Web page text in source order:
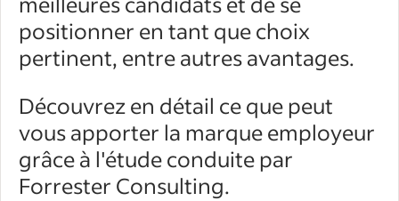
positionner en tant que choix
pertinent, entre autres avantages.
Découvrez en détail ce que peut
vous apporter la marque employeur
grâce à l'étude conduite par
Forrester Consulting.